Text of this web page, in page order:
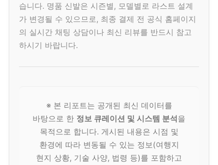
습니다. 명품 신발은 시즌별, 모델별로 라스트 설계
가 변경될 수 있으므로, 최종 결제 전 공식 홈페이지
의 실시간 채팅 상담이나 최신 리뷰를 반드시 참고
하시기 바랍니다.
※ 본 리포트는 공개된 최신 데이터를
바탕으로 한 정보 큐레이션 및 시스템 분석을
목적으로 합니다. 게시된 내용은 시점 및
환경에 따라 변동될 수 있는 정보(여행지
현지 상황, 기술 사양, 법령 등)를 포함하고